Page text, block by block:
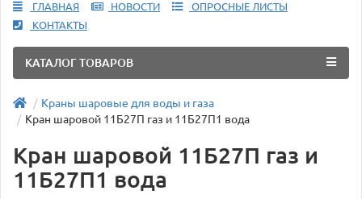
ГЛАВНАЯ НОВОСТИ
ОПРОСНЫЕ ЛИСТЫ
КОНТАКТЫ
КАТАЛОГ ТОВАРОВ
Краны шаровые для воды и газа
Кран шаровой 11Б27П газ и 11Б27П1 вода
Кран шаровой 11Б27П газ и
11Б27П1 вода